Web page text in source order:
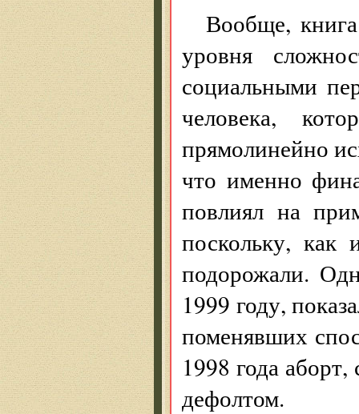
Вообще,
уровня
социальными
человека,
прямолинейно
что именно
повлиял на
поскольку, как
подорожали.
1999 году,
поменявших
1998 года
дефолтом.